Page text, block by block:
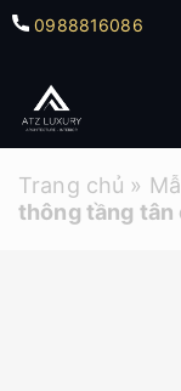
0988816086
Trang chủ »
thông tầng tân